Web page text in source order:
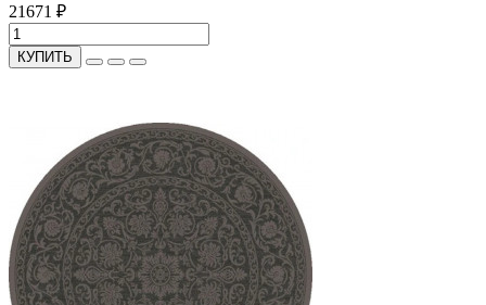
21671 ₽
КУПИТЬ